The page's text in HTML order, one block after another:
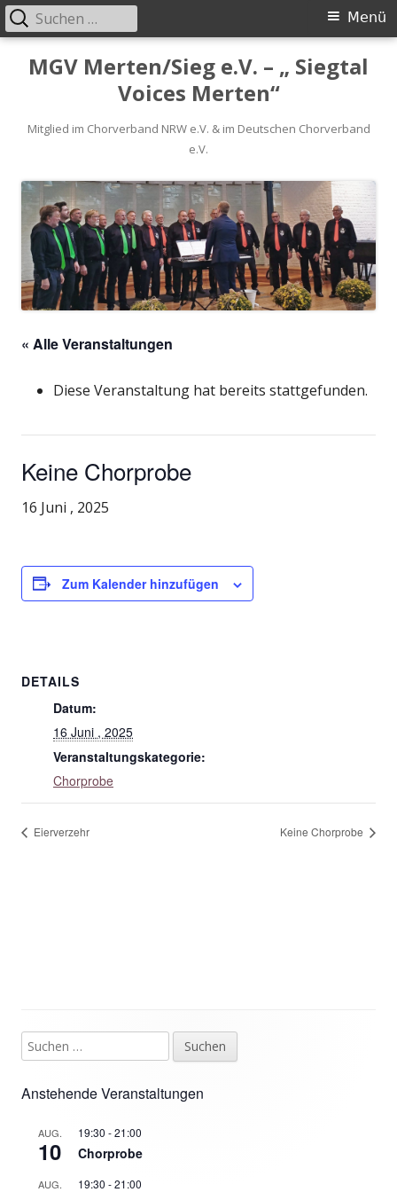
MGV Merten/Sieg e.V. – „ Siegtal
Voices Merten“
Mitglied im Chorverband NRW e.V. & im Deutschen Chorverband
e.V.
Primäres
Menü
Menü
Suchen
nach:
« Alle Veranstaltungen
Diese Veranstaltung hat bereits stattgefunden.
Keine Chorprobe
16 Juni , 2025
Zum Kalender hinzufügen
DETAILS
Datum:
16 Juni , 2025
Veranstaltungskategorie:
Chorprobe
Eierverzehr Keine Chorprobe
Haupt-
Seitenleiste
Suchen
nach:
Anstehende Veranstaltungen
AUG.
10
19:30 -21:00
Chorprobe
AUG. 19:30 -21:00